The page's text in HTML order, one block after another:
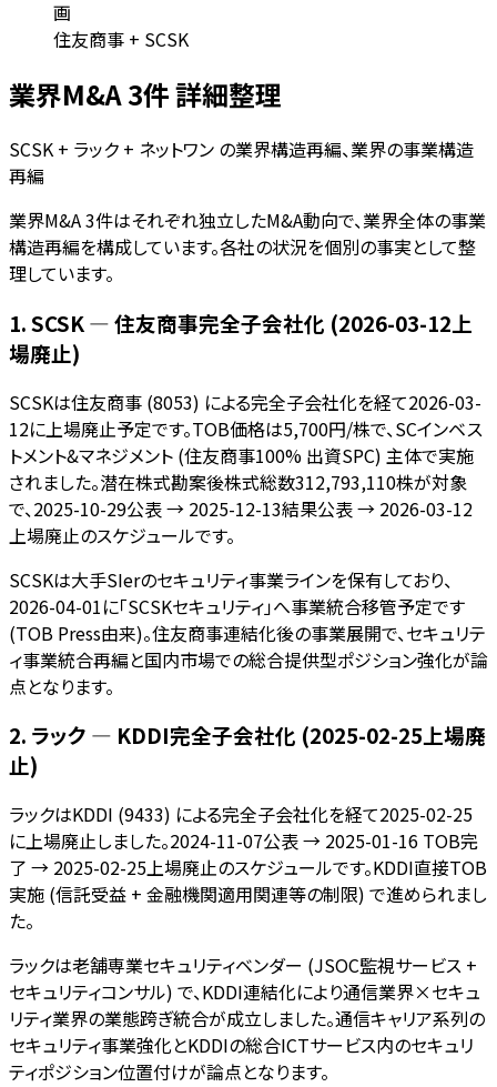
画
住友商事 + SCSK
業界M&A 3件 詳細整理
SCSK + ラック + ネットワン の業界構造再編、業界の事業構造
再編
業界M&A 3件はそれぞれ独立したM&A動向で、業界全体の事業
構造再編を構成しています。各社の状況を個別の事実として整
理しています。
1. SCSK — 住友商事完全子会社化 (2026-03-12上
場廃止)
SCSKは住友商事 (8053) による完全子会社化を経て2026-03-
12に上場廃止予定です。TOB価格は5,700円/株で、SCインベス
トメント&マネジメント (住友商事100% 出資SPC) 主体で実施
されました。潜在株式勘案後株式総数312,793,110株が対象
で、2025-10-29公表 → 2025-12-13結果公表 → 2026-03-12
上場廃止のスケジュールです。
SCSKは大手SIerのセキュリティ事業ラインを保有しており、
2026-04-01に「SCSKセキュリティ」へ事業統合移管予定です
(TOB Press由来)。住友商事連結化後の事業展開で、セキュリテ
ィ事業統合再編と国内市場での総合提供型ポジション強化が論
点となります。
2. ラック — KDDI完全子会社化 (2025-02-25上場廃
止)
ラックはKDDI (9433) による完全子会社化を経て2025-02-25
に上場廃止しました。2024-11-07公表 → 2025-01-16 TOB完
了 → 2025-02-25上場廃止のスケジュールです。KDDI直接TOB
実施 (信託受益 + 金融機関適用関連等の制限) で進められまし
た。
ラックは老舗専業セキュリティベンダー (JSOC監視サービス +
セキュリティコンサル) で、KDDI連結化により通信業界×セキュ
リティ業界の業態跨ぎ統合が成立しました。通信キャリア系列の
セキュリティ事業強化とKDDIの総合ICTサービス内のセキュリ
ティポジション位置付けが論点となります。